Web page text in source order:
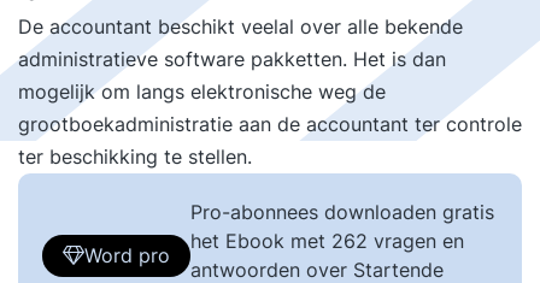
De accountant beschikt veelal over alle bekende
administratieve software pakketten. Het is dan
mogelijk om langs elektronische weg de
grootboekadministratie aan de accountant ter controle
ter beschikking te stellen.
Word pro
Pro-abonnees downloaden gratis
het Ebook met 262 vragen en
antwoorden over Startende